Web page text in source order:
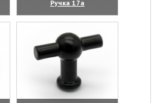
Ручка 17а
(увеличить)